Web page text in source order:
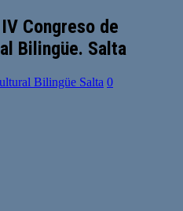
Congreso de
Bilingüe. Salta
Bilingüe Salta 0